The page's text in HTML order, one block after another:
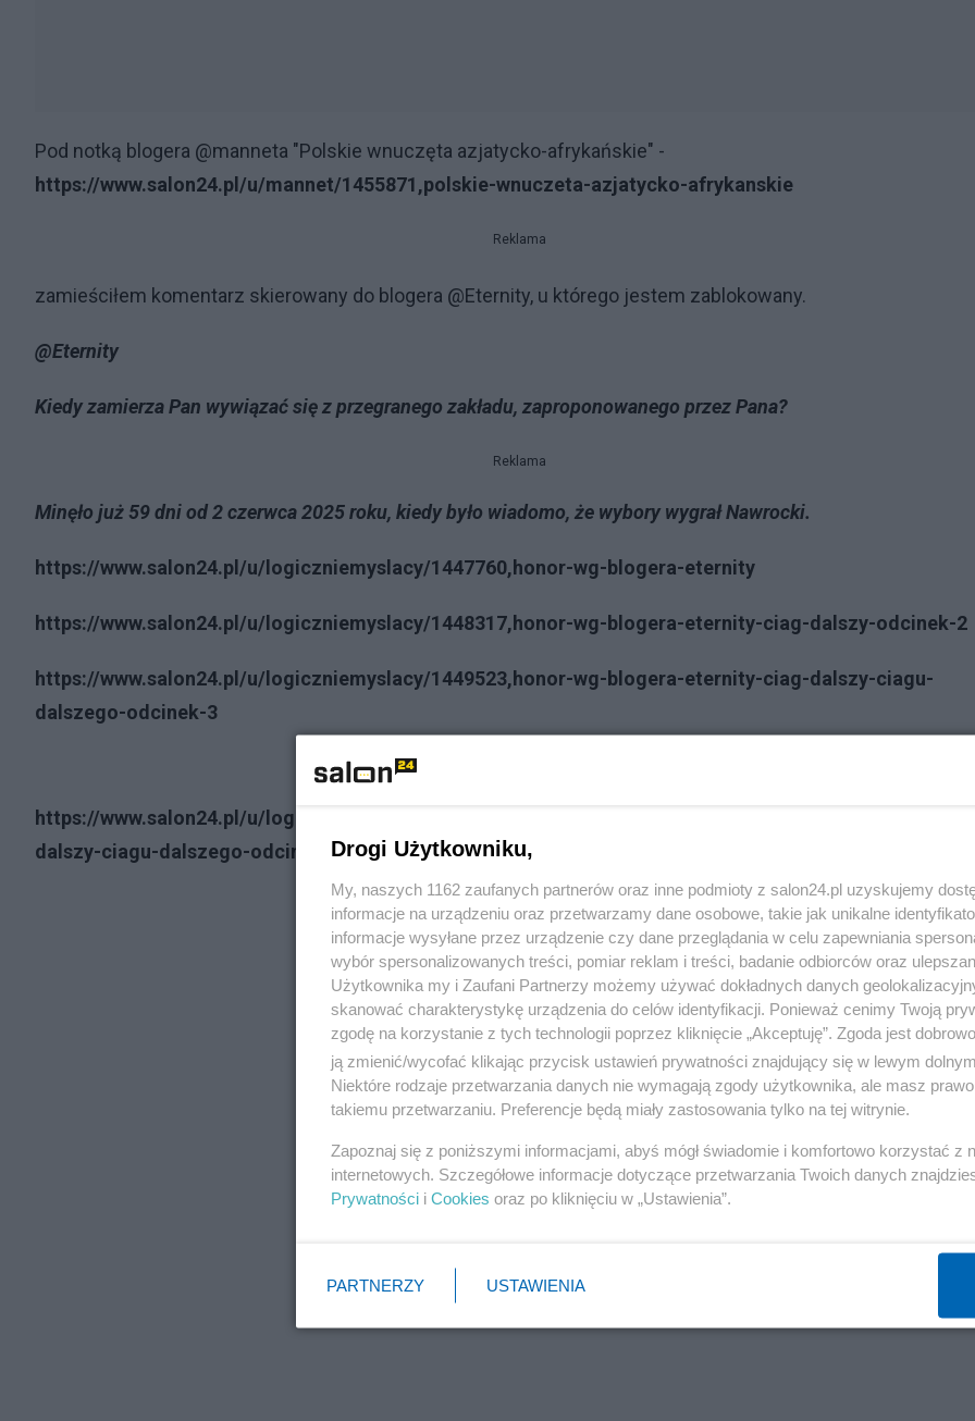
Pod notką blogera @manneta "Polskie wnuczęta azjatycko-afrykańskie" -
https://www.salon24.pl/u/mannet/1455871,polskie-wnuczeta-azjatycko-afrykanskie
Reklama
zamieściłem komentarz skierowany do blogera @Eternity, u którego jestem zablokowany.
@Eternity
Kiedy zamierza Pan wywiązać się z przegranego zakładu, zaproponowanego przez Pana?
Reklama
Minęło już 59 dni od 2 czerwca 2025 roku, kiedy było wiadomo, że wybory wygrał Nawrocki.
https://www.salon24.pl/u/logiczniemyslacy/1447760,honor-wg-blogera-eternity
https://www.salon24.pl/u/logiczniemyslacy/1448317,honor-wg-blogera-eternity-ciag-dalszy-odcinek-2
https://www.salon24.pl/u/logiczniemyslacy/1449523,honor-wg-blogera-eternity-ciag-dalszy-ciagu-
dalszego-odcinek-3
https://www.salon24.pl/u/logiczniemyslacy/1449821,neverending-story-honor-wg-blogera-eternity-ciag-
dalszy-ciagu-dalszego-odcinek-4Drogi Użytkowniku,
My, naszych 1162 zaufanych partnerów oraz inne podmioty z salon24.pl uzyskujemy
informacje na urządzeniu oraz przetwarzamy dane osobowe, takie jak unikalne
informacje wysyłane przez urządzenie czy dane przeglądania w celu zapewniania
wybór spersonalizowanych treści, pomiar reklam i treści, badanie odbiorców oraz
Użytkownika my i Zaufani Partnerzy możemy używać dokładnych danych
skanować charakterystykę urządzenia do celów identyfikacji. Ponieważ cenimy Twoją
zgodę na korzystanie z tych technologii poprzez kliknięcie „Akceptuję”. Zgoda jest
ją zmienić/wycofać klikając przycisk ustawień prywatności znajdujący się w lewym
Niektóre rodzaje przetwarzania danych nie wymagają zgody użytkownika, ale masz
takiemu przetwarzaniu. Preferencje będą miały zastosowania tylko na tej witrynie.
Zapoznaj się z poniższymi informacjami, abyś mógł świadomie i komfortowo korzystać z
internetowych. Szczegółowe informacje dotyczące przetwarzania Twoich danych
Prywatności i Cookies oraz po kliknięciu w „Ustawienia”.
PARTNERZY USTAWIENIA